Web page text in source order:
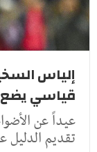
إلياس
قياسي يضع
عيداً عن
تقديم الدليل